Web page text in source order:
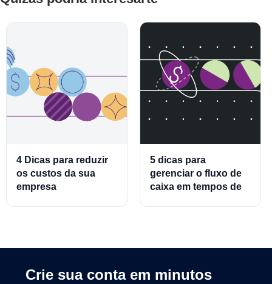
4 Dicas para reduzir
os custos da sua
empresa
5 dicas para
gerenciar o fluxo de
caixa em tempos de
Crie sua conta em minutos